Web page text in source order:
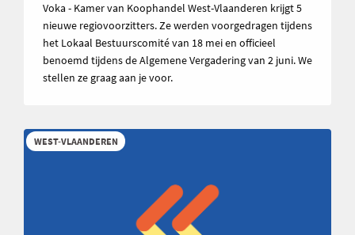
Voka - Kamer van Koophandel West-Vlaanderen krijgt 5
nieuwe regiovoorzitters. Ze werden voorgedragen tijdens
het Lokaal Bestuurscomité van 18 mei en officieel
benoemd tijdens de Algemene Vergadering van 2 juni. We
stellen ze graag aan je voor.
WEST-VLAANDEREN